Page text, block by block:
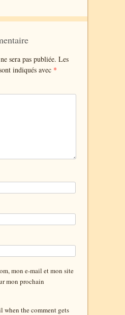
sera pas publiée. Les
indiqués avec *
mon e-mail et mon site
mon prochain
when the comment gets